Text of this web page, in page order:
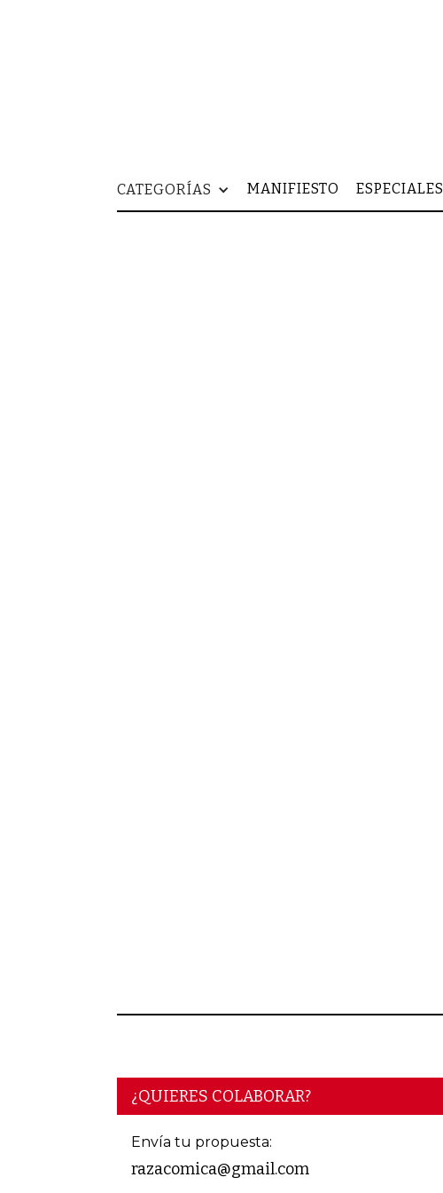
CATEGORÍAS MANIFIESTO ESPECIALES
¿QUIERES COLABORAR?
Envía tu propuesta:
razacomica@gmail.com